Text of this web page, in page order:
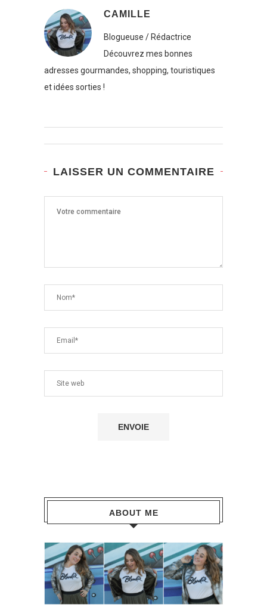
CAMILLE
Blogueuse / Rédactrice
Découvrez mes bonnes
adresses gourmandes, shopping, touristiques
et idées sorties !
LAISSER UN COMMENTAIRE
ABOUT ME